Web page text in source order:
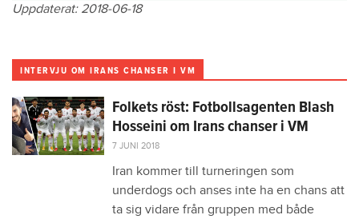
Uppdaterat: 2018-06-18
INTERVJU OM IRANS CHANSER I VM
Folkets röst: Fotbollsagenten Blash
Hosseini om Irans chanser i VM
7 JUNI 2018
Iran kommer till turneringen som
underdogs och anses inte ha en chans att
ta sig vidare från gruppen med både